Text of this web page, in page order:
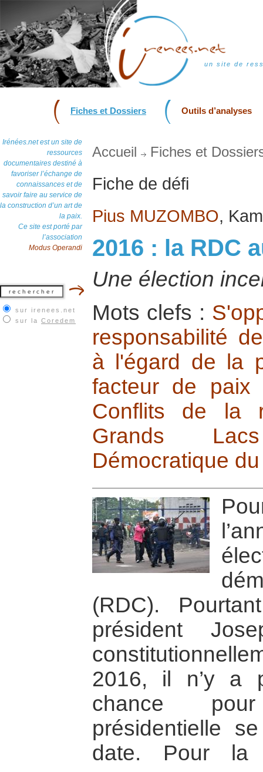
un site de
Fiches et Dossiers Outils d’analyses
Irénées.net est un site de
ressources
documentaires destiné à
favoriser l’échange de
connaissances et de
savoir faire au service de
la construction d’un art de
la paix.
Ce site est porté par
l’association
Modus Operandi
sur irenees.net
sur la Coredem
Accueil Fiches et
Fiche de défi
Pius MUZOMBO,
2016 : la RDC
Une élection
Mots clefs :
responsabilité
à l'égard de la
facteur de paix
Conflits de la
Grands Lacs
Démocratique
(RDC).
président
2016, il n’y a
chance
présidentielle
date. Pour la